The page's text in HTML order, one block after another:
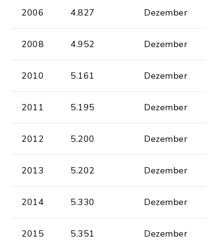
2006 4.827 Dezember
2008 4.952 Dezember
2010 5.161 Dezember
2011 5.195 Dezember
2012 5.200 Dezember
2013 5.202 Dezember
2014 5.330 Dezember
2015 5.351 Dezember